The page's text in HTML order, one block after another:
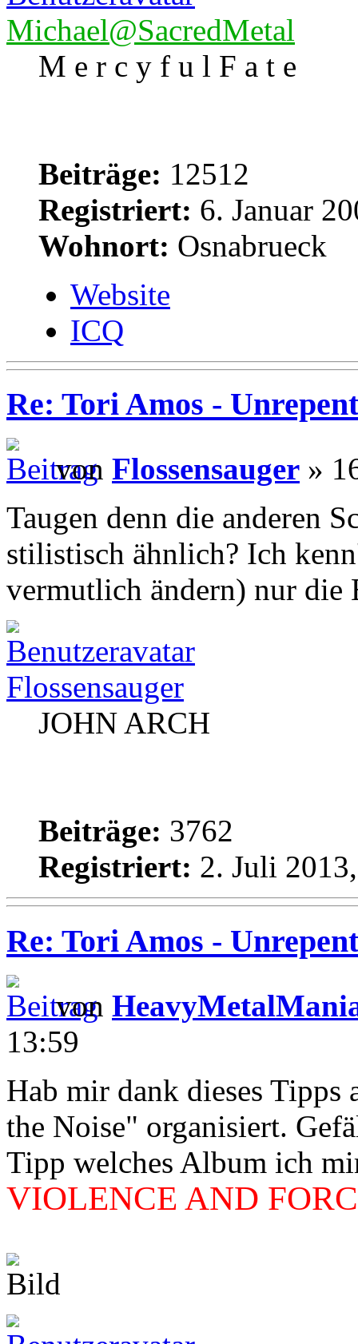
Michael@SacredMetal
M e r c y f u l F a t e
Beiträge: 12512
Registriert: 6. Januar
Wohnort: Osnabrueck
Website
ICQ
Re: Tori Amos -
von Flossensauger »
Taugen denn die anderen
stilistisch ähnlich? Ich
vermutlich ändern) nur die
Flossensauger
JOHN ARCH
Beiträge: 3762
Registriert: 2. Juli
Re: Tori Amos -
von
13:59
Hab mir dank dieses
the Noise" organisiert.
Tipp welches Album ich
VIOLENCE AND